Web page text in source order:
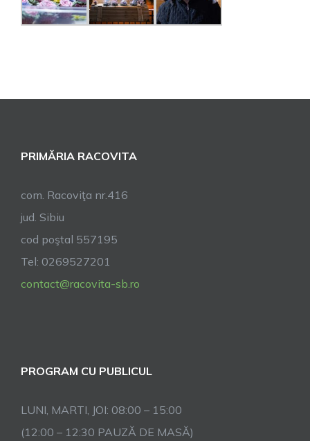
PRIMĂRIA RACOVITA
com. Racoviţa nr.416
jud. Sibiu
cod poştal 557195
Tel: 0269527201
contact@racovita-sb.ro
PROGRAM CU PUBLICUL
LUNI, MARTI, JOI: 08:00 – 15:00
(12:00 – 12:30 PAUZĂ DE MASĂ)